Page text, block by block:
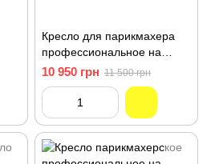
Кресло для парикмахера
профессиональное на
гидравлическом
подъемнике из кожзама
черное Эврика
10 950 грн 11 500 грн